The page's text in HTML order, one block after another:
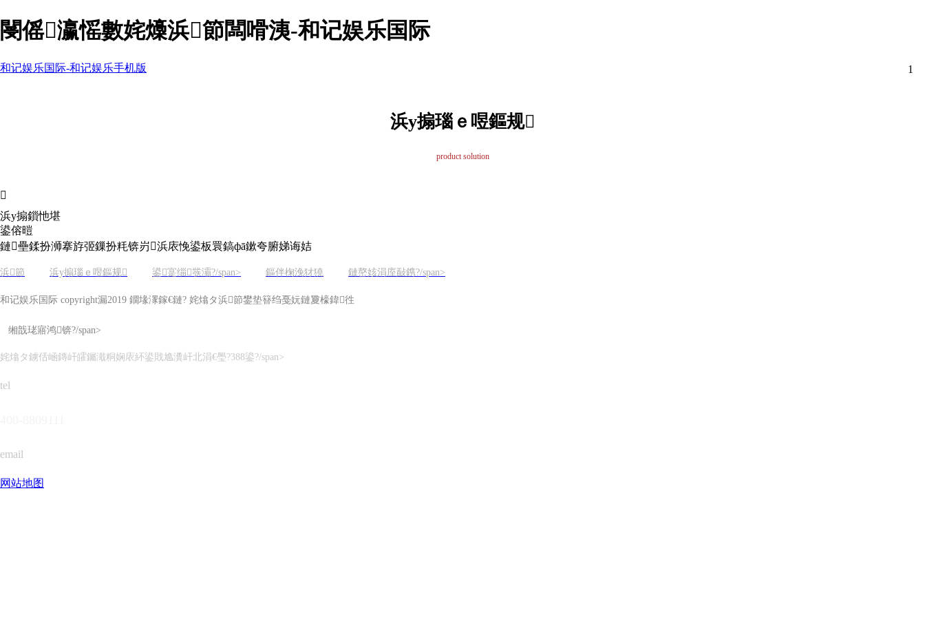
閿傜瀛愮數姹燺浜節闆嗗洟-和记娱乐国际
和记娱乐国际-和记娱乐手机版
浜у搧瑙ｅ喅鏂规
product solution

1
浜у搧鎻忚堪
鍙傛暟
鏈壘鍒扮浉搴斿弬鏁扮粍锛岃浜庡悗鍙板睘鎬фā鏉夸腑娣诲姞
浜節 浜у搧瑙ｅ喅鏂规 鍙寔缁彂灞?/span> 鏂伴椈浼犲獟 鏈嶅姟涓庢敮鎸?/span>
和记娱乐国际 copyright漏2019 鐗堟潈鎵€鏈? 姹熻タ浜節鐢垫簮绉戞妧鏈夐檺鍏徃
缃戠珯寤鸿锛?/span>
姹熻タ鐪佸崡鏄屽皬钃濈粡娴庡紑鍙戝尯瀵屽北涓€璺?388鍙?/span>
tel
email
网站地图